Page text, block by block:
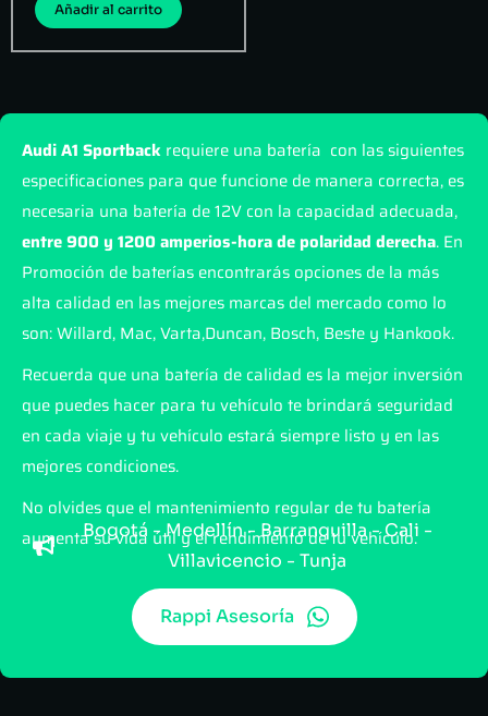
Añadir al carrito
Audi A1 Sportback requiere una batería con las siguientes
especificaciones para que funcione de manera correcta, es
necesaria una batería de 12V con la capacidad adecuada,
entre 900 y 1200 amperios-hora de polaridad derecha. En
Promoción de baterías encontrarás opciones de la más
alta calidad en las mejores marcas del mercado como lo
son: Willard, Mac, Varta,Duncan, Bosch, Beste y Hankook.
Recuerda que una batería de calidad es la mejor inversión
que puedes hacer para tu vehículo te brindará seguridad
en cada viaje y tu vehículo estará siempre listo y en las
mejores condiciones.
No olvides que el mantenimiento regular de tu batería
aumenta su vida útil y el rendimiento de tu vehículo.
Rappi Asesoría
Bogotá - Medellín - Barranquilla - Cali -
Villavicencio - Tunja